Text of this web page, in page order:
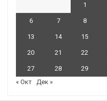
1
6 7 8
13 14 15
20 21 22
27 28 29
« Окт
Дек »